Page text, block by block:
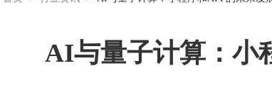
AI与量子计算：小